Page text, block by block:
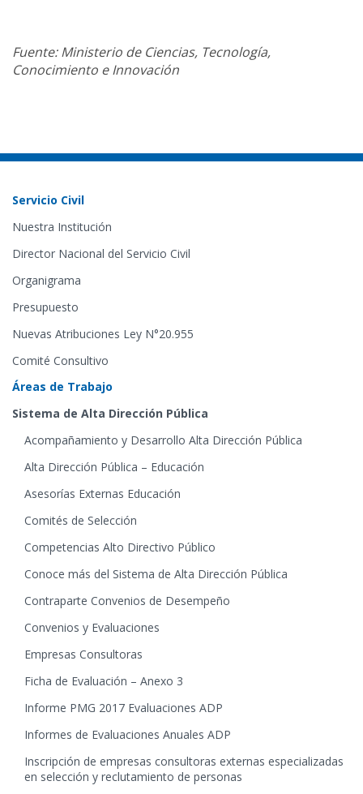
Fuente: Ministerio de Ciencias, Tecnología,
Conocimiento e Innovación
Servicio Civil
Nuestra Institución
Director Nacional del Servicio Civil
Organigrama
Presupuesto
Nuevas Atribuciones Ley N°20.955
Comité Consultivo
Áreas de Trabajo
Sistema de Alta Dirección Pública
Acompañamiento y Desarrollo Alta Dirección Pública
Alta Dirección Pública – Educación
Asesorías Externas Educación
Comités de Selección
Competencias Alto Directivo Público
Conoce más del Sistema de Alta Dirección Pública
Contraparte Convenios de Desempeño
Convenios y Evaluaciones
Empresas Consultoras
Ficha de Evaluación – Anexo 3
Informe PMG 2017 Evaluaciones ADP
Informes de Evaluaciones Anuales ADP
Inscripción de empresas consultoras externas especializadas
en selección y reclutamiento de personas